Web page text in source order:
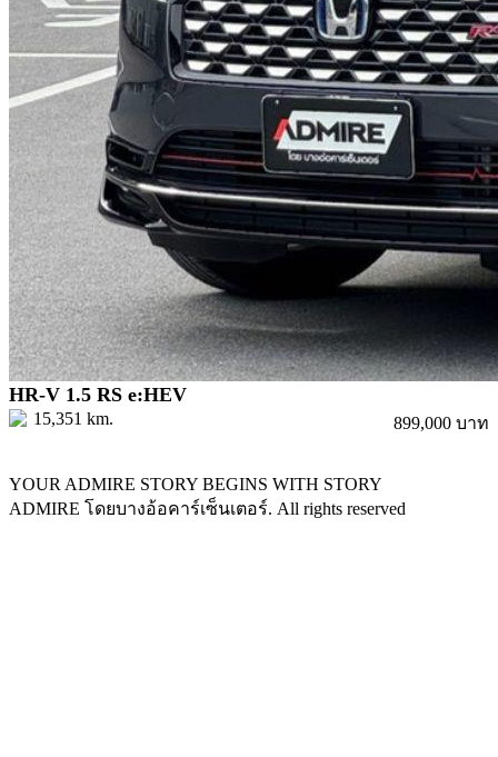
HR-V 1.5 RS e:HEV
15,351 km. 899,000 บาท
YOUR ADMIRE STORY BEGINS WITH STORY
ADMIRE โดยบางอ้อคาร์เซ็นเตอร์. All rights reserved